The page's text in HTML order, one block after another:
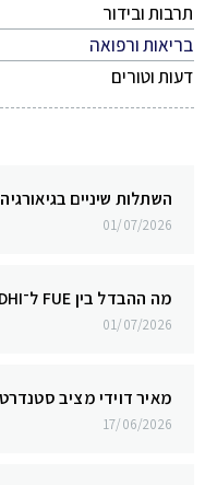
תרבות ובידור
בריאות ורפואה
דעות וטורים
השתלות שיניים
01/07/2026
מה ההבדל בין FUE ל־DHI בהשתלת שיער בגיאורגיה
01/07/2026
מאיר דוידי מציב
17/06/2026